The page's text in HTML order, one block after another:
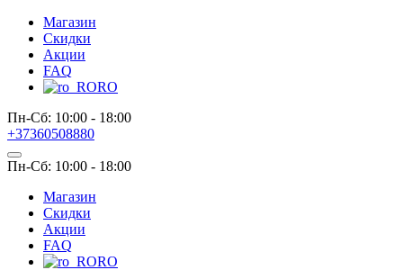
Магазин
Скидки
Акции
FAQ
RO
Пн-Сб: 10:00 - 18:00
+37360508880
Пн-Сб: 10:00 - 18:00
Магазин
Скидки
Акции
FAQ
RO